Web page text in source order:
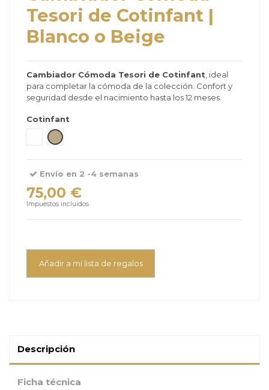
Tesori de Cotinfant |
Blanco o Beige
Cambiador Cómoda Tesori de Cotinfant , ideal
para completar la cómoda de la colección. Confort y
seguridad desde el nacimiento hasta los 12 meses.
Cotinfant
BlancoBeige
Envío en 2 -4 semanas
75,00 €
Impuestos incluidos
Añadir a mi lista de regalos
Descripción
Ficha técnica